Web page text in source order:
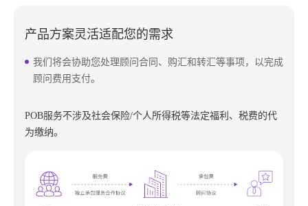
产品方案灵活适配您的需求
我们将会协助您处理顾问合同、购汇和转汇等事项，以完成
顾问费用支付。
POB服务不涉及社会保险/个人所得税等法定福利、税费的代
为缴纳。